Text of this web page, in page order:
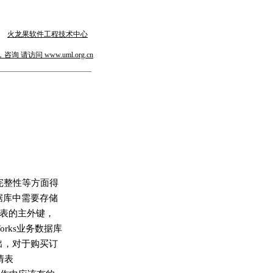
火龙果软件工程技术中心
询 请访问 www.uml.org.cn
整性等方面得
库中需要存储
的主外键，
业务数据库
，对于购买订
表